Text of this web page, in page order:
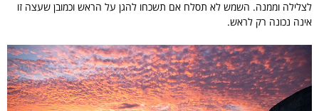
לצלילה וממנה. השמש לא תסלח אם תשכחו להגן על הראש וכמובן שעצה זו
אינה נכונה רק לראש.